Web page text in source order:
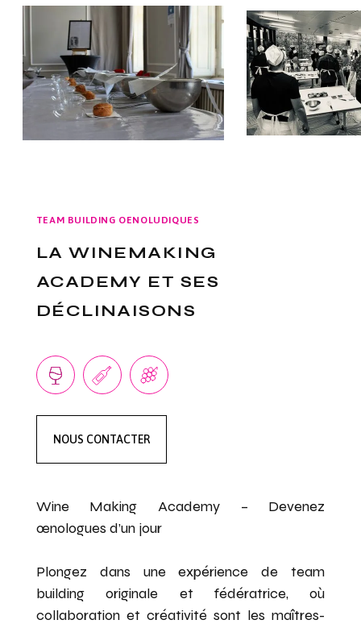
TEAM BUILDING OENOLUDIQUES
LA WINEMAKING
ACADEMY ET SES
DÉCLINAISONS
NOUS CONTACTER
Wine Making Academy – Devenez
œnologues d’un jour
Plongez dans une expérience de team
building originale et fédératrice, où
collaboration et créativité sont les maîtres-